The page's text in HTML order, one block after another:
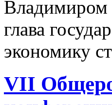
Владимиром
глава
экономику
VII